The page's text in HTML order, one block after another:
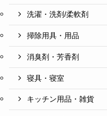
洗濯・洗剤/柔軟剤
掃除用具・用品
消臭剤・芳香剤
寝具・寝室
キッチン用品・雑貨